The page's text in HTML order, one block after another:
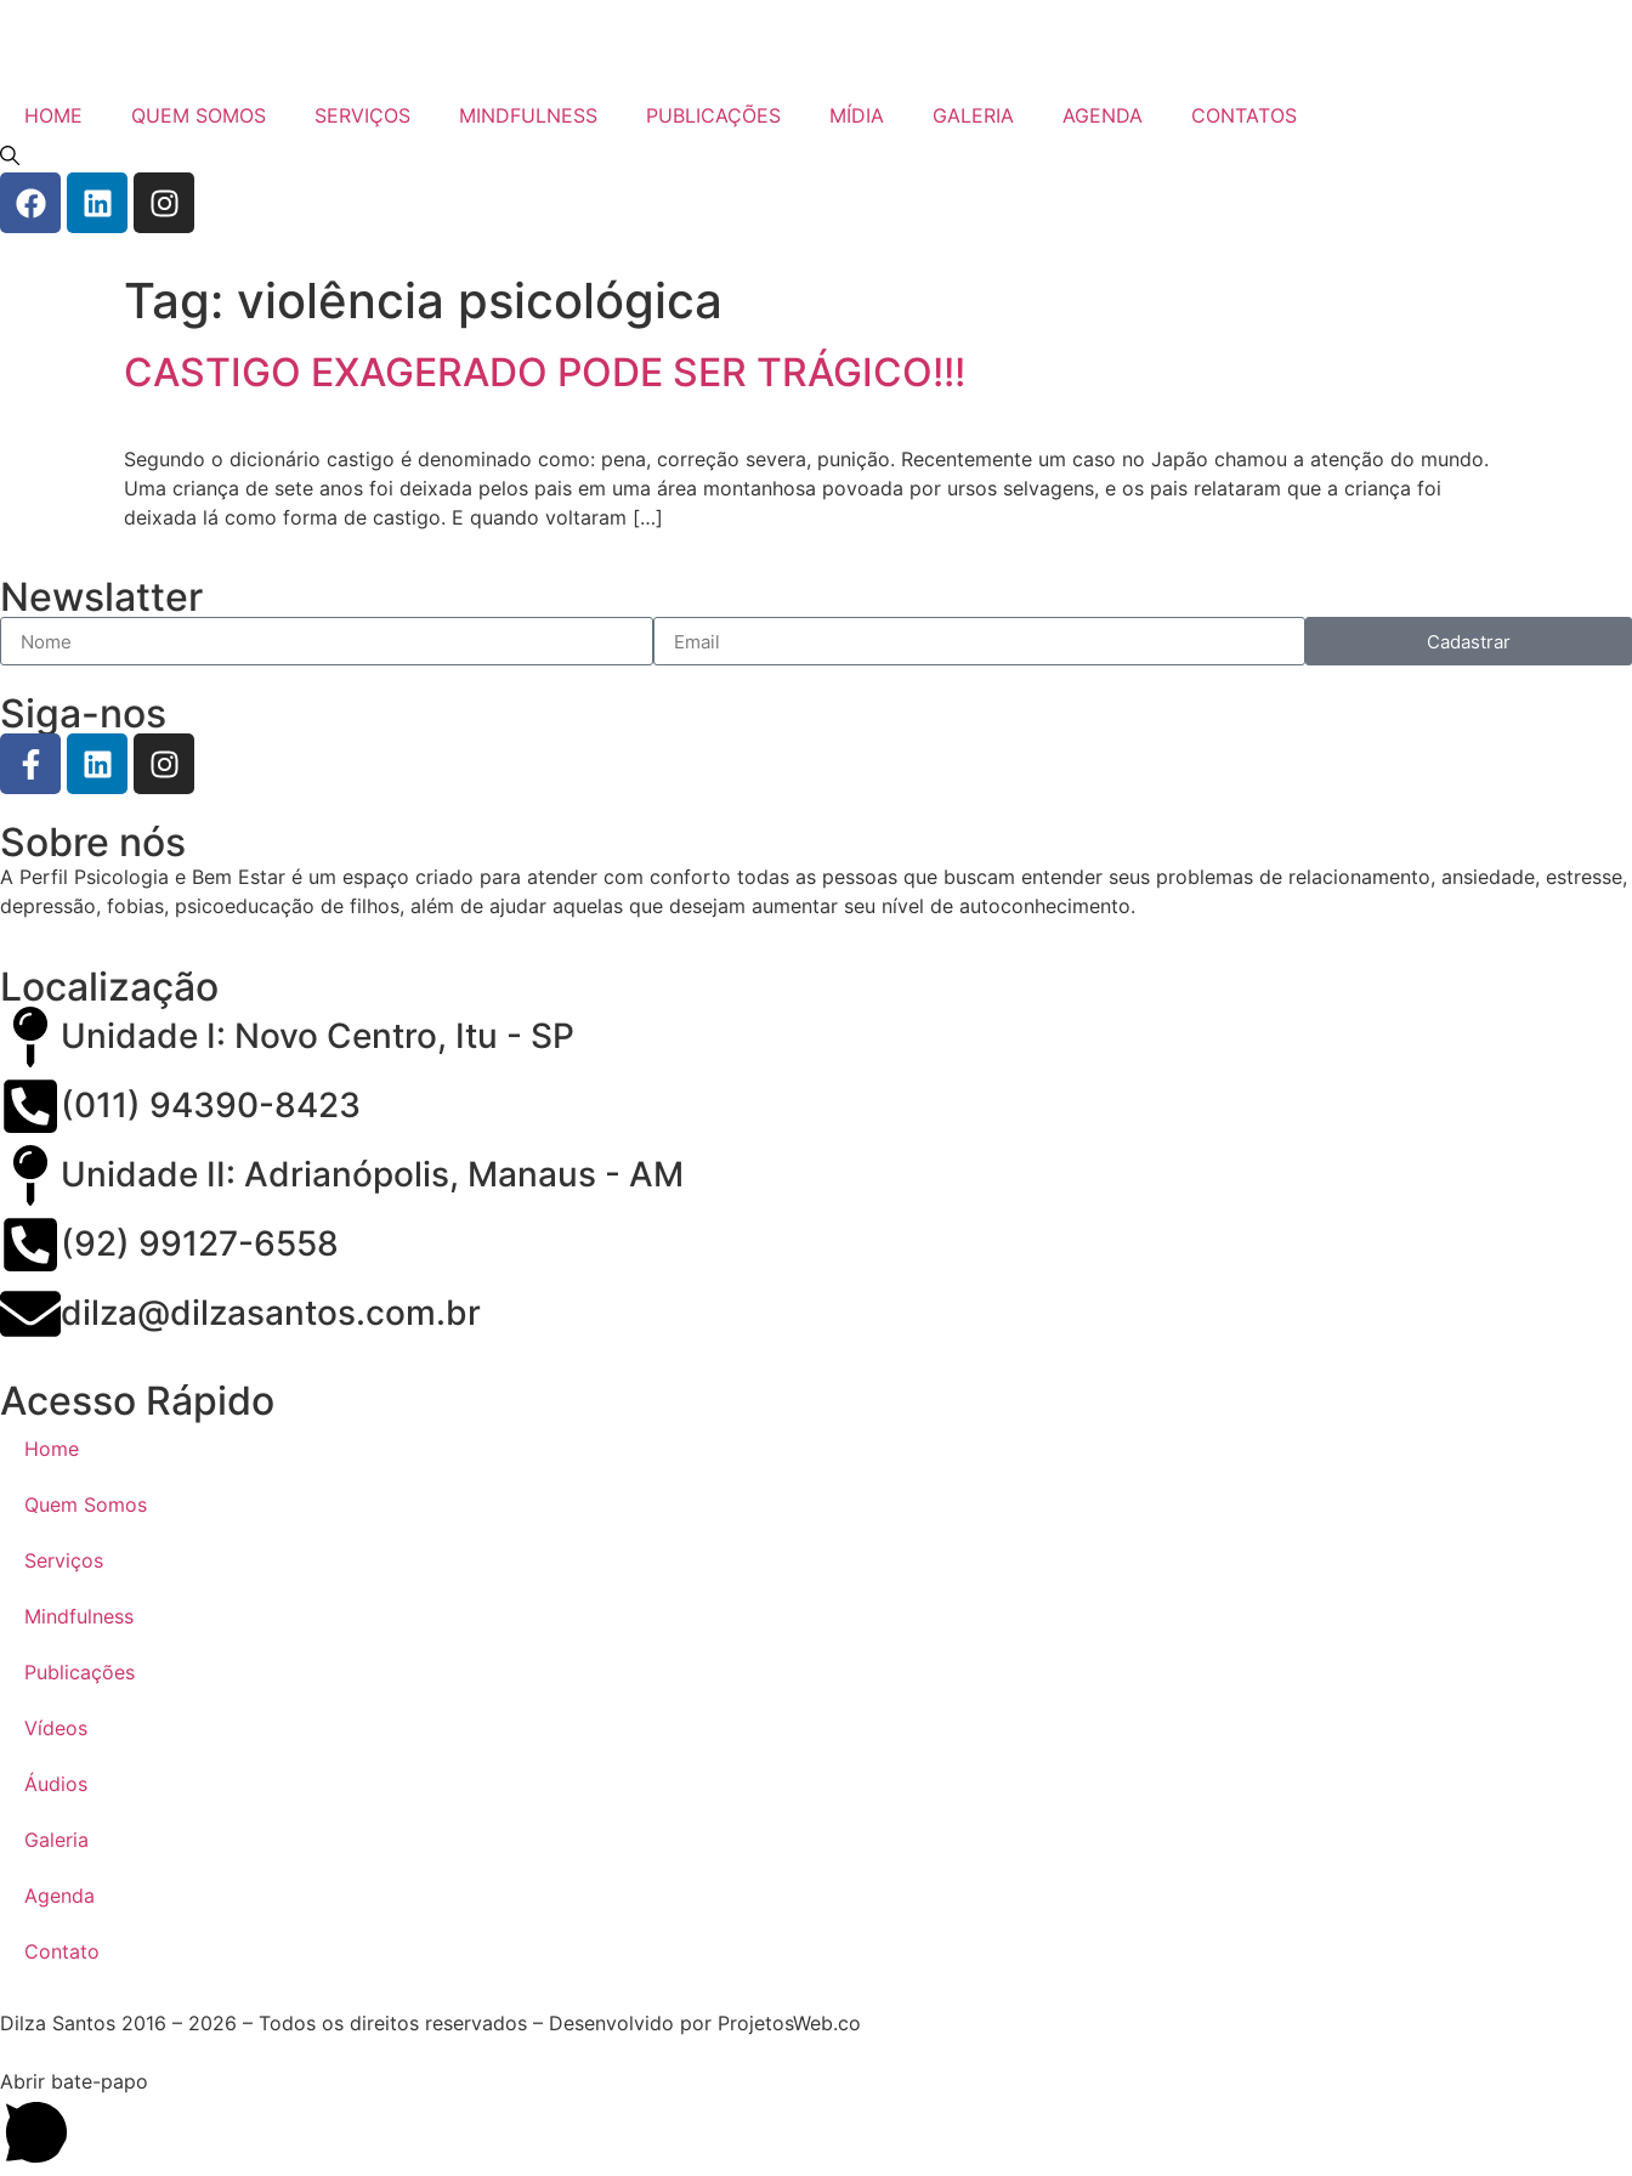
HOME QUEM SOMOS SERVIÇOS MINDFULNESS PUBLICAÇÕES MÍDIA GALERIA AGENDA CONTATOS
Tag: violência psicológica
CASTIGO EXAGERADO PODE SER TRÁGICO!!!
Segundo o dicionário castigo é denominado como: pena, correção severa, punição. Recentemente um caso no Japão chamou a atenção do mundo.
Uma criança de sete anos foi deixada pelos pais em uma área montanhosa povoada por ursos selvagens, e os pais relataram que a criança foi
deixada lá como forma de castigo. E quando voltaram […]
Newslatter
Cadastrar
Siga-nos
Sobre nós
A Perfil Psicologia e Bem Estar é um espaço criado para atender com conforto todas as pessoas que buscam entender seus problemas de relacionamento, ansiedade, estresse,
depressão, fobias, psicoeducação de filhos, além de ajudar aquelas que desejam aumentar seu nível de autoconhecimento.
Localização
Unidade I: Novo Centro, Itu - SP
(011) 94390-8423
Unidade II: Adrianópolis, Manaus - AM
(92) 99127-6558
dilza@dilzasantos.com.br
Acesso Rápido
Home
Quem Somos
Serviços
Mindfulness
Publicações
Vídeos
Áudios
Galeria
Agenda
Contato
Dilza Santos 2016 – 2026 – Todos os direitos reservados – Desenvolvido por ProjetosWeb.co
Abrir bate-papo